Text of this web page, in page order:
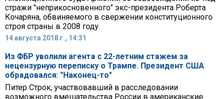
стражи "неприкосновенного" экс-президента Роберта
Кочаряна, обвиняемого в свержении конституционного
строя страны в 2008 году.
14 августа 2018 г., 14:31
Из ФБР уволили агента с 22-летним стажем за
нецензурную переписку о Трампе. Президент США
обрадовался: "Наконец-то"
Питер Строк, участвовавший в расследовании
возможного вмешательства России в американские